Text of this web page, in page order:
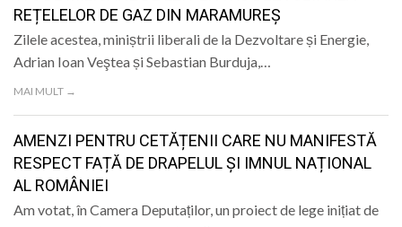
REȚELELOR DE GAZ DIN MARAMUREȘ
Zilele acestea, miniștrii liberali de la Dezvoltare și Energie,
Adrian Ioan Veştea și Sebastian Burduja,…
MAI MULT →
AMENZI PENTRU CETĂȚENII CARE NU MANIFESTĂ
RESPECT FAȚĂ DE DRAPELUL ȘI IMNUL NAȚIONAL
AL ROMÂNIEI
Am votat, în Camera Deputaților, un proiect de lege inițiat de